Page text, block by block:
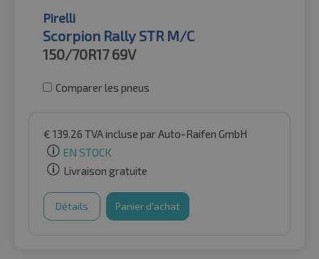
Pirelli
Scorpion Rally STR M/C
150/70R17 69V
Comparer les pneus
€ 139.26 TVA incluse par Auto-Raifen GmbH
EN STOCK
Livraison gratuite
Détails Panier d'achat